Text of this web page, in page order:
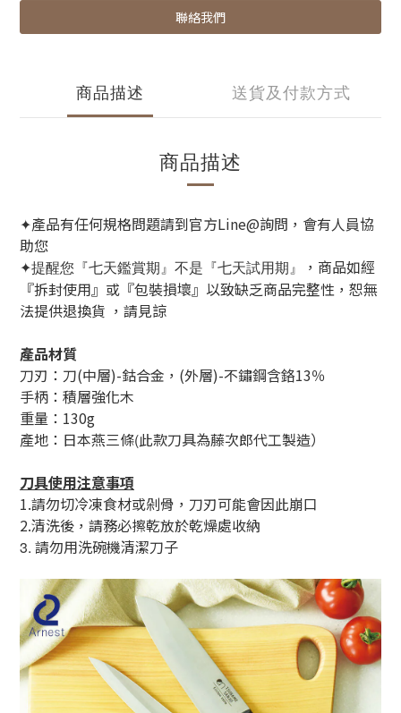
聯絡我們
商品描述 送貨及付款方式
商品描述
✦產品有任何規格問題請到官方Line@詢問，會有人員協
助您
✦提醒您『七天鑑賞期』不是『七天試用期』
，商品如經
『拆封使用』或『包裝損壞』以致缺乏商品完整性 ，恕無
法提供退換貨 ，請見諒
產品材質
刀刃：刀(中層)-鈷合金，(外層)-不鏽鋼含鉻13％
手柄：積層強化木
重量：130g
產地：日本燕三條(此款刀具為藤次郎代工製造）
刀具使用注意事項
1.請勿切冷凍食材或剁骨，刀刃可能會因此崩口
2.清洗後，請務必擦乾放於乾燥處收納
3. 請勿用洗碗機清潔刀子